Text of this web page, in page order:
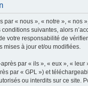
« nous », « notre », « nos
suivantes, alors
votre responsabilité de
mises à jour et/ou modifiées.
par « ils », « eux », «
par « GPL ») et
ou interdits sur ce site.